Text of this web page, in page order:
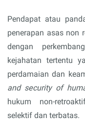
Pendapat atau
penerapan asas non
dengan
kejahatan tertentu
perdamaian dan
and security of
hukum non-
selektif dan terbatas.